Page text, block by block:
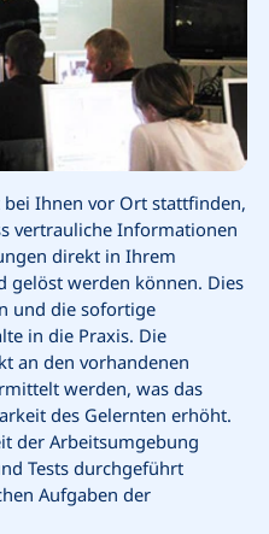
Ihnen vor Ort stattfinden,
vertrauliche Informationen
direkt in Ihrem
gelöst werden können. Dies
und die sofortige
in die Praxis. Die
an den vorhandenen
werden, was das
des Gelernten erhöht.
der Arbeitsumgebung
Tests durchgeführt
Aufgaben der